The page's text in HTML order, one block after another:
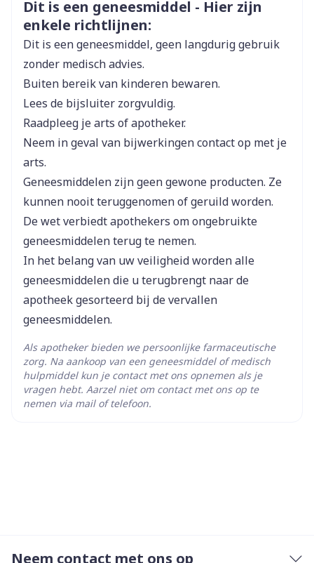
Merken Heel
Breedte 56 mm
Lengte
Diepte 55 mm
Verpakking
250
Actieve
Ingrediënten
geen actieve ingrediënten
Behoud
Kamertemperatuur (15°C -
25°C)
Veiligheidsinformatie
Dit is een geneesmiddel - Hier zijn
enkele richtlijnen:
Dit is een geneesmiddel, geen langdurig gebruik
zonder medisch advies.
Buiten bereik van kinderen bewaren.
Lees de bijsluiter zorgvuldig.
Raadpleeg je arts of apotheker.
Neem in geval van bijwerkingen contact op met je
arts.
Geneesmiddelen zijn geen gewone producten. Ze
kunnen nooit teruggenomen of geruild worden.
De wet verbiedt apothekers om ongebruikte
geneesmiddelen terug te nemen.
In het belang van uw veiligheid worden alle
geneesmiddelen die u terugbrengt naar de
apotheek gesorteerd bij de vervallen
geneesmiddelen.
Als apotheker bieden we persoonlijke farmaceutische
zorg. Na aankoop van een geneesmiddel of medisch
hulpmiddel kun je contact met ons opnemen als je
vragen hebt. Aarzel niet om contact met ons op te
nemen via mail of telefoon.
Neem contact met ons op